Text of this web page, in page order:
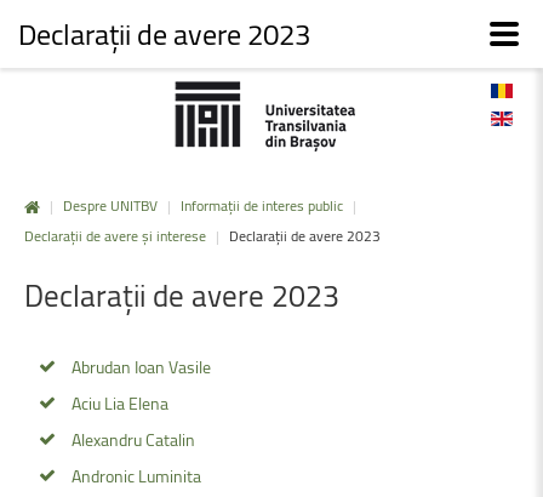
| Despre UNITBV | Informații de interes public |
Declarații de avere și interese | Declarații de avere 2023
Declarații de avere 2023
Abrudan Ioan Vasile
Aciu Lia Elena
Alexandru Catalin
Andronic Luminita
Declarații de avere 2023